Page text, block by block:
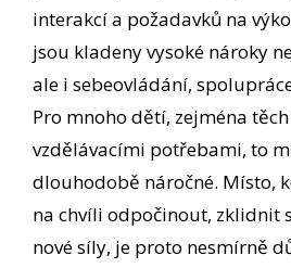
interakcí a požadavků na
jsou kladeny vysoké nároky
ale i sebeovládání,
Pro mnoho dětí, zejména
vzdělávacími potřebami, to
dlouhodobě náročné. Místo,
na chvíli odpočinout, zklidnit
nové síly, je proto nesmírně